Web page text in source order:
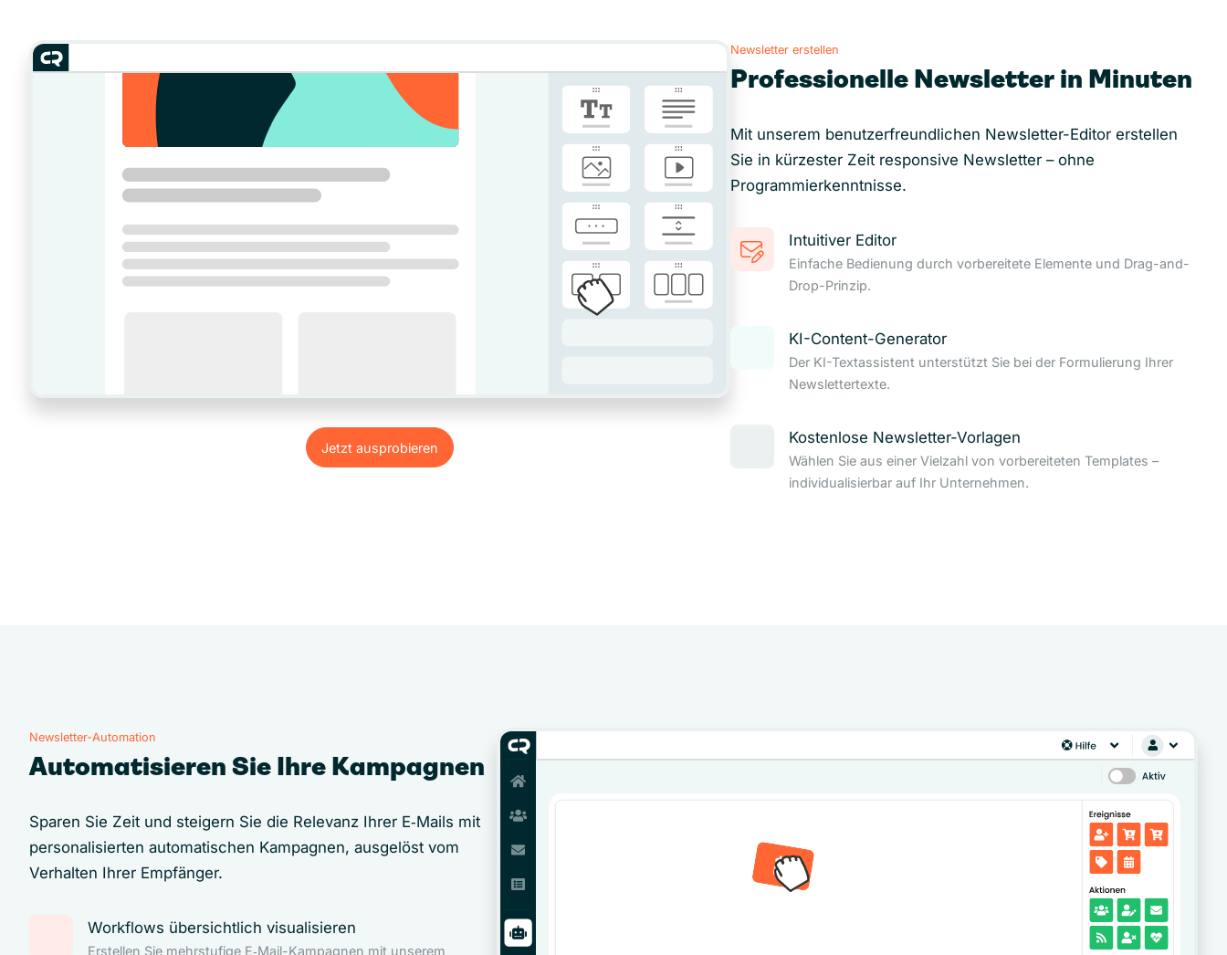
Jetzt ausprobieren
Jetzt ausprobieren
Newsletter erstellen
Professionelle Newsletter in Minuten
Mit unserem benutzerfreundlichen Newsletter-Editor erstellen
Sie in kürzester Zeit responsive Newsletter – ohne
Programmierkenntnisse.
Intuitiver Editor
Einfache Bedienung durch vorbereitete Elemente und Drag-and-
Drop-Prinzip.
KI-Content-Generator
Der KI-Textassistent unterstützt Sie bei der Formulierung Ihrer
Newslettertexte.
Kostenlose Newsletter-Vorlagen
Wählen Sie aus einer Vielzahl von vorbereiteten Templates –
individualisierbar auf Ihr Unternehmen.
Newsletter-Automation
Automatisieren Sie Ihre Kampagnen
Sparen Sie Zeit und steigern Sie die Relevanz Ihrer E‑Mails mit
personalisierten automatischen Kampagnen, ausgelöst vom
Verhalten Ihrer Empfänger.
Workflows übersichtlich visualisieren
Erstellen Sie mehrstufige E‑Mail-Kampagnen mit unserem